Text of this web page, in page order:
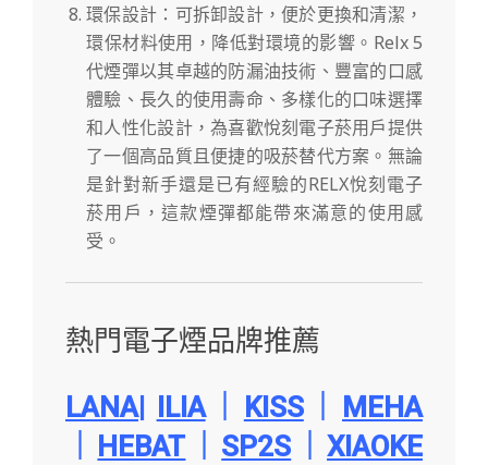
環保設計：可拆卸設計，便於更換和清潔，
環保材料使用，降低對環境的影響。Relx 5
代煙彈以其卓越的防漏油技術、豐富的口感
體驗、長久的使用壽命、多樣化的口味選擇
和人性化設計，為喜歡悅刻電子菸用戶提供
了一個高品質且便捷的吸菸替代方案。無論
是針對新手還是已有經驗的RELX悅刻電子
菸用戶，這款煙彈都能帶來滿意的使用感
受。
熱門電子煙品牌推薦
LANA| ILIA｜ KISS｜
MEHA
HEBAT SP2S ｜XIAOKE